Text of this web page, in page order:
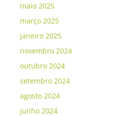
maio 2025
março 2025
janeiro 2025
novembro 2024
outubro 2024
setembro 2024
agosto 2024
junho 2024